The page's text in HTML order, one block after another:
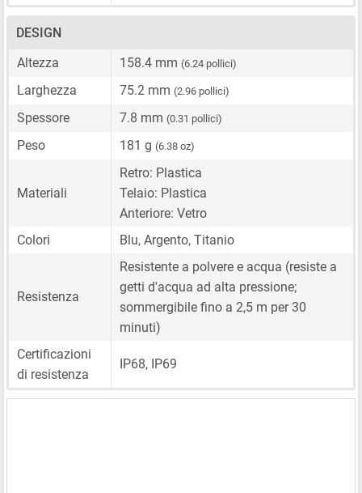
DESIGN
Altezza
158.4 mm (6.24 pollici)
Larghezza 75.2 mm (2.96 pollici)
Spessore 7.8 mm (0.31 pollici)
Peso 181 g (6.38 oz)
Materiali
Retro: Plastica
Telaio: Plastica
Anteriore: Vetro
Colori
Blu, Argento, Titanio
Resistenza
Resistente a polvere e acqua (resiste a
getti d'acqua ad alta pressione;
sommergibile fino a 2,5 m per 30
minuti)
Certificazioni
di resistenza
IP68, IP69